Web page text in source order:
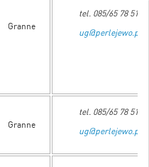
Granne
tel. 085/65 78 515
ug@perlejewo.pl
Granne
tel. 085/65 78 515
ug@perlejewo.pl